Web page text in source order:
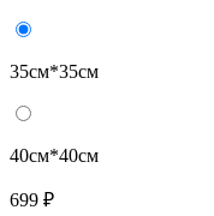
35см*35см
40см*40см
699 ₽